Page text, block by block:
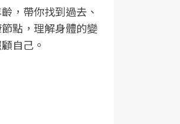
，帶你找到過去、
點，理解身體的變
自己。